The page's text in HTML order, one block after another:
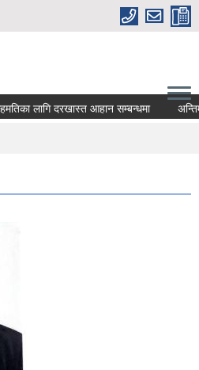
सरुवा सहमतिका लागि दरखास्त आहान सम्बन्धमा